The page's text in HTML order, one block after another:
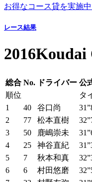
お得なコース貸を実施
レース結果
総合 No. ドライバー 公
順位
タ
1
40 谷口尚
2
77 松本直樹
3
50 鹿嶋崇未
4
25 神谷直紀
5
7 秋本和真
6
6 村田悠磨